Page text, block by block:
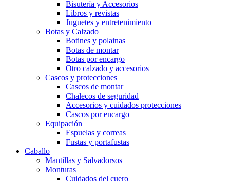
Bisutería y Accesorios
Libros y revistas
Juguetes y entretenimiento
Botas y Calzado
Botines y polainas
Botas de montar
Botas por encargo
Otro calzado y accesorios
Cascos y protecciones
Cascos de montar
Chalecos de seguridad
Accesorios y cuidados protecciones
Cascos por encargo
Equipación
Espuelas y correas
Fustas y portafustas
Caballo
Mantillas y Salvadorsos
Monturas
Cuidados del cuero